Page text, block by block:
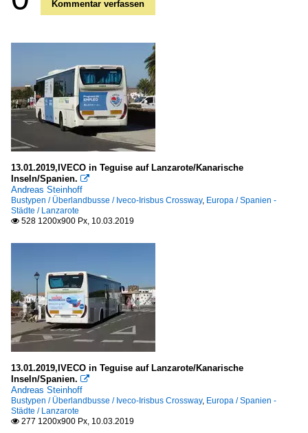
Kommentar verfassen
13.01.2019,IVECO in Teguise auf Lanzarote/Kanarische
Inseln/Spanien. 
Andreas Steinhoff
Bustypen / Überlandbusse / Iveco-Irisbus Crossway, Europa / Spanien -
Städte / Lanzarote
 528 1200x900 Px, 10.03.2019
13.01.2019,IVECO in Teguise auf Lanzarote/Kanarische
Inseln/Spanien. 
Andreas Steinhoff
Bustypen / Überlandbusse / Iveco-Irisbus Crossway, Europa / Spanien -
Städte / Lanzarote
 277 1200x900 Px, 10.03.2019